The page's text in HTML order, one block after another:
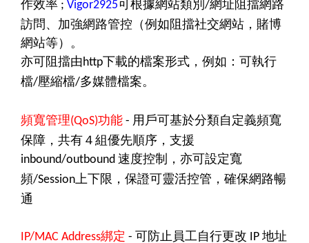
; Vigor2925 /
訪問、加強網路管控（例如阻擋社交網站，賭博
網站等）。
亦可阻擋由http下載的檔案形式，例如：可執行
檔/壓縮檔/多媒體檔案。
頻寬管理(QoS)功能 - 用戶可基於分類自定義頻寬
保障，共有４組優先順序，支援
inbound/outbound 速度控制，亦可設定寬
頻/Session 上下限，保證可靈活控管，確保網路暢
通
IP/MAC Address綁定 - 可防止員工自行更改 IP 地址